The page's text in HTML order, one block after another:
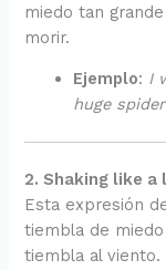
miedo tan
morir.
Ejemplo: I
huge
2. Shaking like a
Esta expresión
tiembla de
tiembla al viento.